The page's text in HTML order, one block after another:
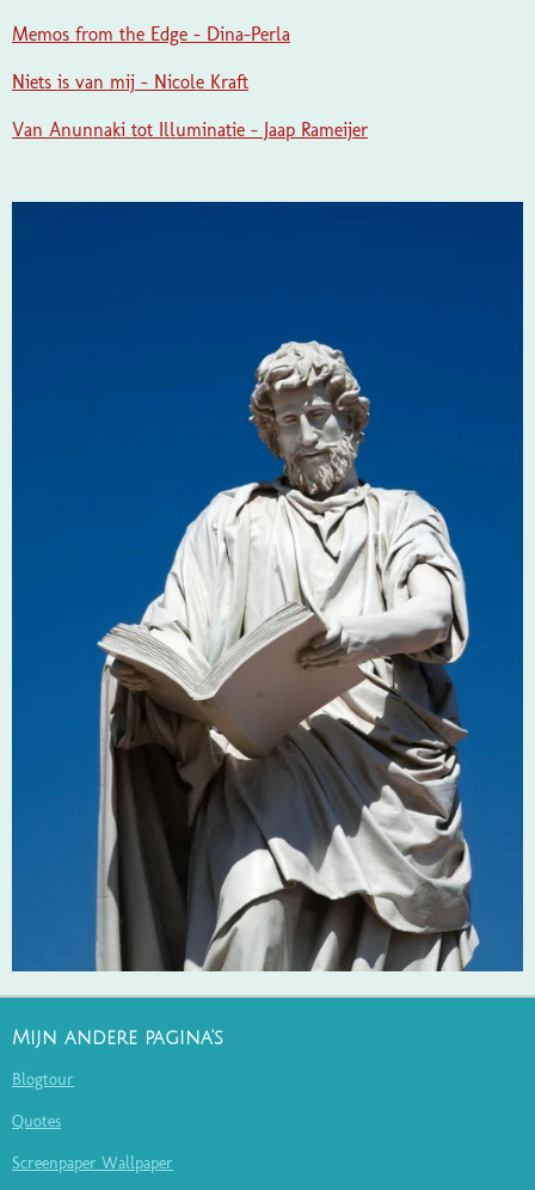
Memos from the Edge - Dina-Perla
Niets is van mij - Nicole Kraft
Van Anunnaki tot Illuminatie - Jaap Rameijer
Mijn andere pagina's
Blogtour
Quotes
Screenpaper Wallpaper